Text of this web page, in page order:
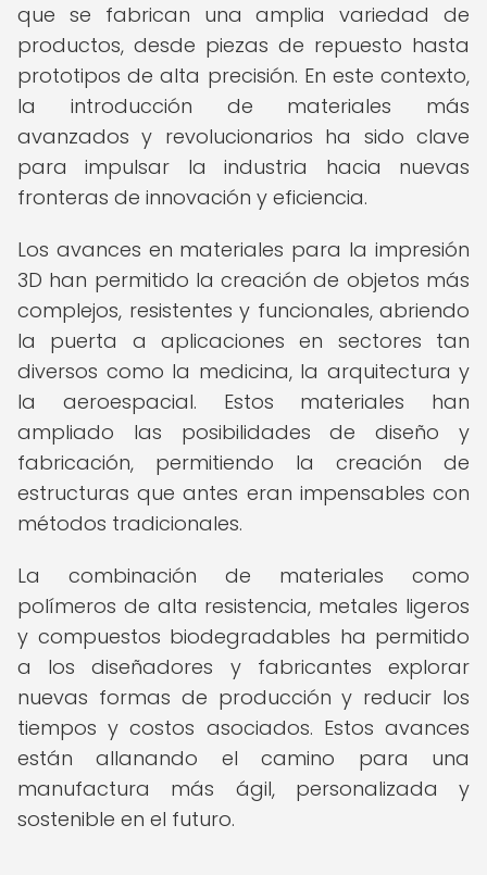
que se fabrican una amplia variedad de
productos, desde piezas de repuesto hasta
prototipos de alta precisión. En este contexto,
la introducción de materiales más
avanzados y revolucionarios ha sido clave
para impulsar la industria hacia nuevas
fronteras de innovación y eficiencia.
Los avances en materiales para la impresión
3D han permitido la creación de objetos más
complejos, resistentes y funcionales, abriendo
la puerta a aplicaciones en sectores tan
diversos como la medicina, la arquitectura y
la aeroespacial. Estos materiales han
ampliado las posibilidades de diseño y
fabricación, permitiendo la creación de
estructuras que antes eran impensables con
métodos tradicionales.
La combinación de materiales como
polímeros de alta resistencia, metales ligeros
y compuestos biodegradables ha permitido
a los diseñadores y fabricantes explorar
nuevas formas de producción y reducir los
tiempos y costos asociados. Estos avances
están allanando el camino para una
manufactura más ágil, personalizada y
sostenible en el futuro.